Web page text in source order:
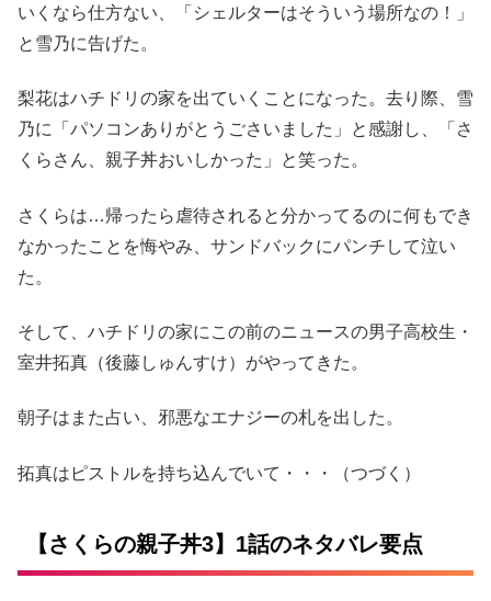
いくなら仕方ない、「シェルターはそういう場所なの！」
と雪乃に告げた。
梨花はハチドリの家を出ていくことになった。去り際、雪
乃に「パソコンありがとうごさいました」と感謝し、「さ
くらさん、親子丼おいしかった」と笑った。
さくらは…帰ったら虐待されると分かってるのに何もでき
なかったことを悔やみ、サンドバックにパンチして泣い
た。
そして、ハチドリの家にこの前のニュースの男子高校生・
室井拓真（後藤しゅんすけ）がやってきた。
朝子はまた占い、邪悪なエナジーの札を出した。
拓真はピストルを持ち込んでいて・・・（つづく）
【さくらの親子丼3】1話のネタバレ要点